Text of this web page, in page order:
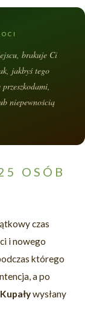
brakuje Ci
jakbyś tego
niepewnością
OSÓB
czas
i nowego
którego
a po
wysłany